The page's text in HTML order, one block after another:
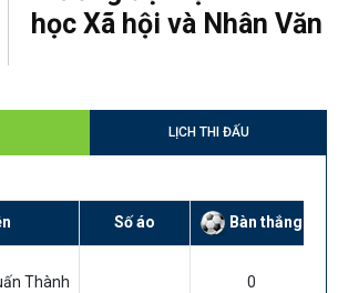
học Xã hội và Nhân Văn
LỊCH THI ĐẤU
Số áo Bàn thắng
Thành 0